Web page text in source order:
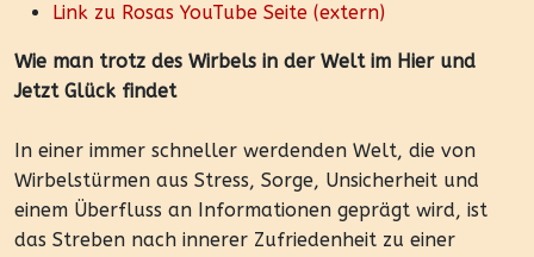
Link zu Rosas YouTube Seite (extern)
Wie man trotz des Wirbels in der Welt im Hier und
Jetzt Glück findet
In einer immer schneller werdenden Welt, die von
Wirbelstürmen aus Stress, Sorge, Unsicherheit und
einem Überfluss an Informationen geprägt wird, ist
das Streben nach innerer Zufriedenheit zu einer